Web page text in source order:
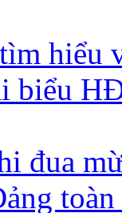
hiểu
biểu
đua